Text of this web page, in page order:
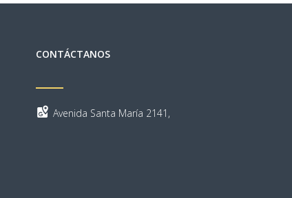
CONTÁCTANOS
Avenida Santa María 2141,